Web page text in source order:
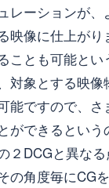
レーションが
映像に仕上が
ことも可能とい
対象とする映
能ですので、さ
ができるとい
２DCGと異な
の角度毎にCG